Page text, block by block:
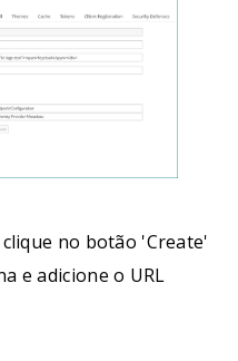
no botão 'Create'
e adicione o URL